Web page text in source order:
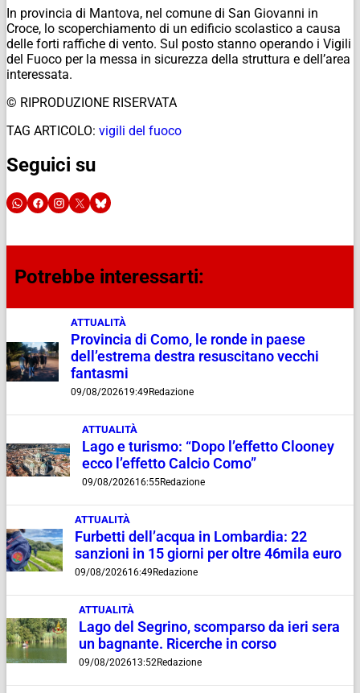
In provincia di Mantova, nel comune di San Giovanni in
Croce, lo scoperchiamento di un edificio scolastico a causa
delle forti raffiche di vento. Sul posto stanno operando i Vigili
del Fuoco per la messa in sicurezza della struttura e dell’area
interessata.
© RIPRODUZIONE RISERVATA
TAG ARTICOLO: vigili del fuoco
Seguici su
Potrebbe interessarti:
ATTUALITÀ
Provincia di Como, le ronde in paese
dell’estrema destra resuscitano vecchi
fantasmi
09/08/202619:49 Redazione
ATTUALITÀ
Lago e turismo: “Dopo l’effetto Clooney
ecco l’effetto Calcio Como”
09/08/202616:55Redazione
ATTUALITÀ
Furbetti dell’acqua in Lombardia: 22
sanzioni in 15 giorni per oltre 46mila euro
09/08/202616:49 Redazione
ATTUALITÀ
Lago del Segrino, scomparso da ieri sera
un bagnante. Ricerche in corso
09/08/202613:52Redazione